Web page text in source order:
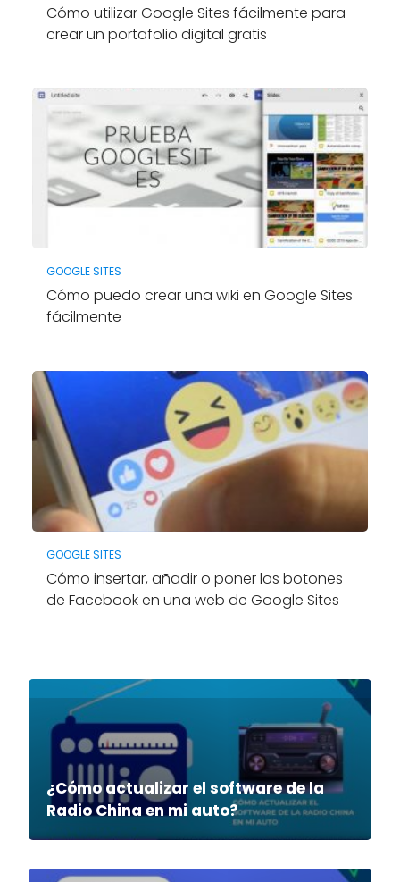
Cómo utilizar Google Sites fácilmente para
crear un portafolio digital gratis
GOOGLE SITES
Cómo puedo crear una wiki en Google Sites
fácilmente
GOOGLE SITES
Cómo insertar, añadir o poner los botones
de Facebook en una web de Google Sites
¿Cómo actualizar el software de la
Radio China en mi auto?